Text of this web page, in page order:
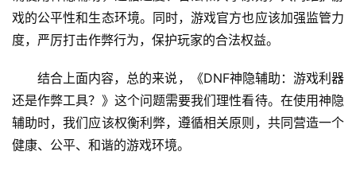
戏的公平性和生态环境。同时，游戏官方也应该加强监管力
度，严厉打击作弊行为，保护玩家的合法权益。
结合上面内容，总的来说，《DNF神隐辅助：游戏利器
还是作弊工具？》这个问题需要我们理性看待。在使用神隐
辅助时，我们应该权衡利弊，遵循相关原则，共同营造一个
健康、公平、和谐的游戏环境。